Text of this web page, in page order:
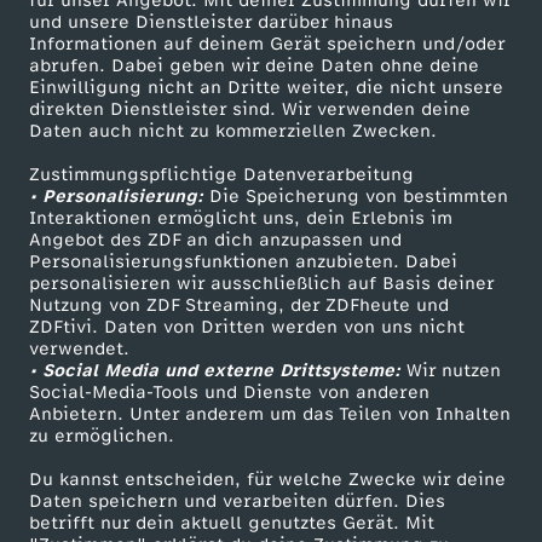
und unsere Dienstleister darüber hinaus
Informationen auf deinem Gerät speichern und/oder
abrufen. Dabei geben wir deine Daten ohne deine
Einwilligung nicht an Dritte weiter, die nicht unsere
direkten Dienstleister sind. Wir verwenden deine
Daten auch nicht zu kommerziellen Zwecken.
Zustimmungspflichtige Datenverarbeitung
• Personalisierung:Die Speicherung von bestimmten
Interaktionen ermöglicht uns, dein Erlebnis im
Angebot des ZDF an dich anzupassen und
Personalisierungsfunktionen anzubieten. Dabei
personalisieren wir ausschließlich auf Basis deiner
Nutzung von ZDF Streaming, der ZDFheute und
ZDFtivi. Daten von Dritten werden von uns nicht
verwendet.
• Social Media und externe Drittsysteme:Wir nutzen
Social-Media-Tools und Dienste von anderen
Anbietern. Unter anderem um das Teilen von Inhalten
zu ermöglichen.
Du kannst entscheiden, für welche Zwecke wir deine
Daten speichern und verarbeiten dürfen. Dies
betrifft nur dein aktuell genutztes Gerät. Mit
Mehr ZDF
ZDF-Apps
Smart TV
ZDFtext
Livestreams
Sendungen A-Z
TV-Programm
Service
ZDFmitreden
Kontakt zum ZDF
Tickets
Zuschauerservice
Hilfe
ZDF Unternehmen
Karriere
ZDF goes Schule
Werbefernsehen